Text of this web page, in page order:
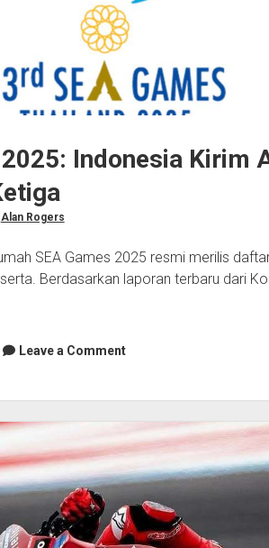
2025: Indonesia Kirim
Alan Rogers
SEA Games 2025 resmi merilis
Berdasarkan laporan terbaru dari
Leave a Comment